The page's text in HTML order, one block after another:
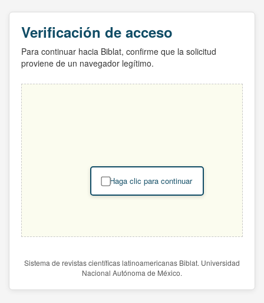
Verificación de acceso
Para continuar hacia Biblat, confirme que la solicitud
proviene de un navegador legítimo.
Haga clic para continuar
Sistema de revistas científicas latinoamericanas Biblat. Universidad
Nacional Autónoma de México.